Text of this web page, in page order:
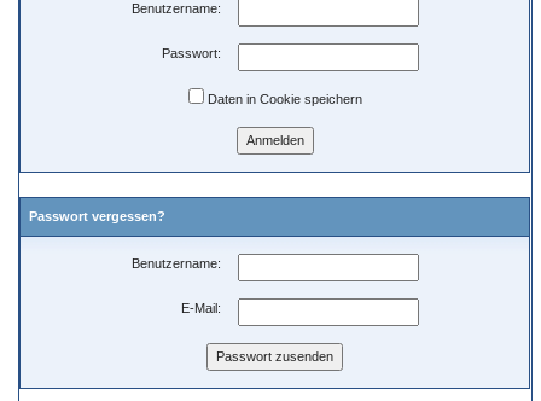
Benutzername:
Passwort:
Daten in Cookie speichern
Passwort vergessen?
Benutzername:
E-Mail: